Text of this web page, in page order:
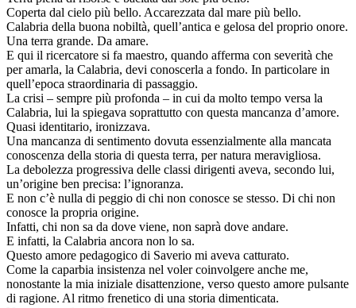
Coperta dal cielo più bello. Accarezzata dal mare più bello.
Calabria della buona nobiltà, quell’antica e gelosa del proprio onore.
Una terra grande. Da amare.
E qui il ricercatore si fa maestro, quando afferma con severità che
per amarla, la Calabria, devi conoscerla a fondo. In particolare in
quell’epoca straordinaria di passaggio.
La crisi – sempre più profonda – in cui da molto tempo versa la
Calabria, lui la spiegava soprattutto con questa mancanza d’amore.
Quasi identitario, ironizzava.
Una mancanza di sentimento dovuta essenzialmente alla mancata
conoscenza della storia di questa terra, per natura meravigliosa.
La debolezza progressiva delle classi dirigenti aveva, secondo lui,
un’origine ben precisa: l’ignoranza.
E non c’è nulla di peggio di chi non conosce se stesso. Di chi non
conosce la propria origine.
Infatti, chi non sa da dove viene, non saprà dove andare.
E infatti, la Calabria ancora non lo sa.
Questo amore pedagogico di Saverio mi aveva catturato.
Come la caparbia insistenza nel voler coinvolgere anche me,
nonostante la mia iniziale disattenzione, verso questo amore pulsante
di ragione. Al ritmo frenetico di una storia dimenticata.